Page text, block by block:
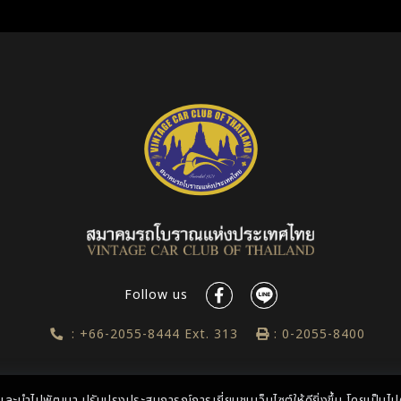
Follow us
: +66-2055-8444 Ext. 313 : 0-2055-8400